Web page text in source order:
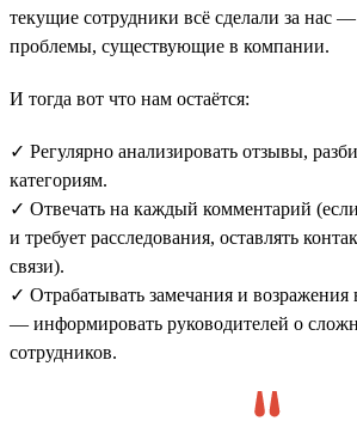
текущие сотрудники всё сделали за нас
проблемы, существующие в компании.
И тогда вот что нам остаётся:
✓ Регулярно анализировать отзывы,
категориям.
✓ Отвечать на каждый комментарий (если
и требует расследования, оставлять
связи).
✓ Отрабатывать замечания и возражения
— информировать руководителей о
сотрудников.